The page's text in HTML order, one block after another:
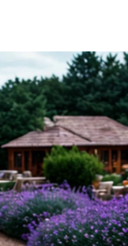
a 3 Teile